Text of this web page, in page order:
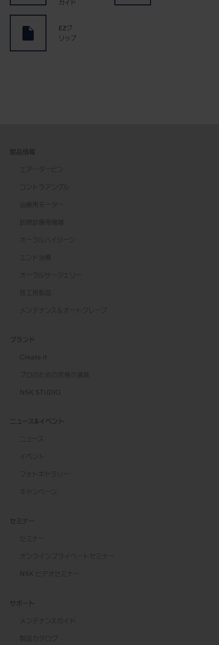
ガイド
EZグ
リップ
製品情報
エアータービン
コントラアングル
治療用モーター
訪問診療用機器
オーラルハイジーン
エンド治療
オーラルサージェリー
技工用製品
メンテナンス＆オートクレーブ
ブランド
Create it
プロのための究極の道具
NSK STUDIO
ニュース&イベント
ニュース
イベント
フォトギャラリー
キャンペーン
セミナー
セミナー
オンラインプライベートセミナー
NSK ビデオセミナー
サポート
メンテナンスガイド
製品カタログ